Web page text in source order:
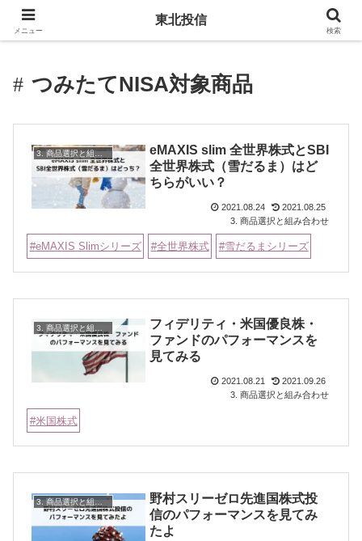
つみたてNISA対象商品
3. 商品選択と組み合わせ
eMAXIS slim 全世界株式とSBI
全世界株式（雪だるま）はど
ちらがいい？
2021.08.24
2021.08.25
3. 商品選択と組み合わせ
eMAXIS Slimシリーズ 全世界株式 雪だるまシリーズ
フィデリティ・米国優良株・
ファンドのパフォーマンスを
見てみる
2021.08.21
2021.09.26
3. 商品選択と組み合わせ
米国株式
3. 商品選択と組み合わせ
野村スリーゼロ先進国株式投
信のパフォーマンスを見てみ
たよ
メニュー
東北投信
検索